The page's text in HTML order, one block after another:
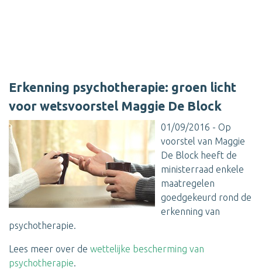
Erkenning psychotherapie: groen licht
voor wetsvoorstel Maggie De Block
01/09/2016 - Op
voorstel van Maggie
De Block heeft de
ministerraad enkele
maatregelen
goedgekeurd rond de
erkenning van
psychotherapie.
Lees meer over de wettelijke bescherming van
psychotherapie.